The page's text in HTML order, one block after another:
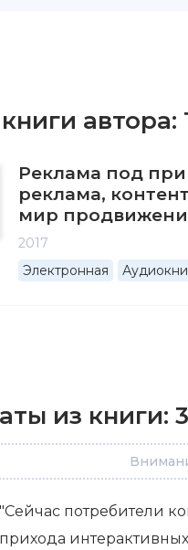
автора:
Реклама под
реклама,
мир
2017
Электронная
из книги: 3
"Cейчас потребители
прихода